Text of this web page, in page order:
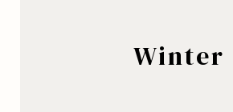
Winter